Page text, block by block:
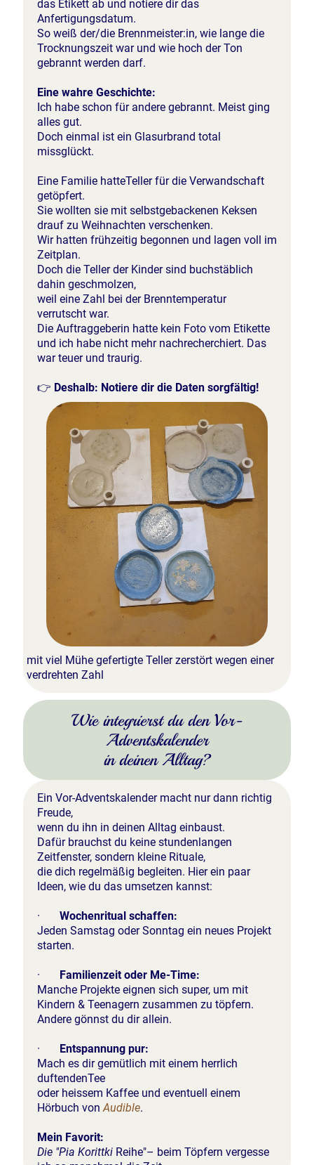
das Etikett ab und notiere dir das
Anfertigungsdatum.
So weiß der/die Brennmeister:in, wie lange die
Trocknungszeit war und wie hoch der Ton
gebrannt werden darf.
Eine wahre Geschichte:
Ich habe schon für andere gebrannt. Meist ging
alles gut.
Doch einmal ist ein Glasurbrand total
missglückt.
Eine Familie hatteTeller für die Verwandschaft
getöpfert.
Sie wollten sie mit selbstgebackenen Keksen
drauf zu Weihnachten verschenken.
Wir hatten frühzeitig begonnen und lagen voll im
Zeitplan.
Doch die Teller der Kinder sind buchstäblich
dahin geschmolzen,
weil eine Zahl bei der Brenntemperatur
verrutscht war.
Die Auftraggeberin hatte kein Foto vom Etikette
und ich habe nicht mehr nachrecherchiert. Das
war teuer und traurig.
👉 Deshalb: Notiere dir die Daten sorgfältig!
mit viel Mühe gefertigte Teller zerstört wegen einer
verdrehten Zahl
Wie integrierst du den Vor-
Adventskalender
in deinen Alltag?
Ein Vor-Adventskalender macht nur dann richtig
Freude,
wenn du ihn in deinen Alltag einbaust.
Dafür brauchst du keine stundenlangen
Zeitfenster, sondern kleine Rituale,
die dich regelmäßig begleiten. Hier ein paar
Ideen, wie du das umsetzen kannst:
· Wochenritual schaffen:
Jeden Samstag oder Sonntag ein neues Projekt
starten.
·
Familienzeit oder Me-Time:
Manche Projekte eignen sich super, um mit
Kindern & Teenagern zusammen zu töpfern.
Andere gönnst du dir allein.
·
Entspannung pur:
Mach es dir gemütlich mit einem herrlich
duftendenTee
oder heissem Kaffee und eventuell einem
Hörbuch vonAudible.
Mein Favorit:
Die "Pia Korittki Reihe"– beim Töpfern vergesse